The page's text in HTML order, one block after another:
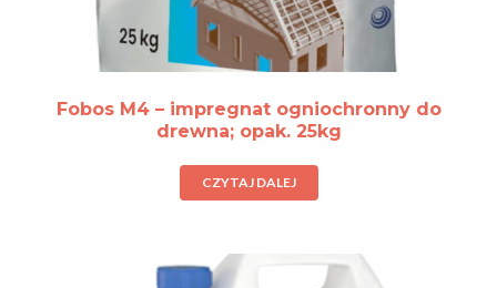
Fobos M4 – impregnat ogniochronny do
drewna; opak. 25kg
CZYTAJ DALEJ